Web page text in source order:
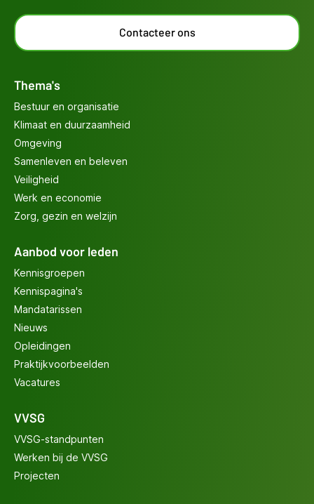
Contacteer ons
Thema's
Bestuur en organisatie
Klimaat en duurzaamheid
Omgeving
Samenleven en beleven
Veiligheid
Werk en economie
Zorg, gezin en welzijn
Aanbod voor leden
Kennisgroepen
Kennispagina's
Mandatarissen
Nieuws
Opleidingen
Praktijkvoorbeelden
Vacatures
VVSG
VVSG-standpunten
Werken bij de VVSG
Projecten